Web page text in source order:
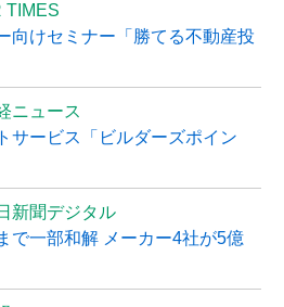
TIMES
向けセミナー「勝てる不動産投
ニュース
サービス「ビルダーズポイン
新聞デジタル
で一部和解 メーカー4社が5億